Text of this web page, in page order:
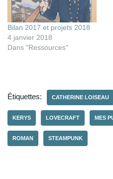
Bilan 2017 et projets 2018
4 janvier 2018
Dans "Ressources"
Étiquettes: CATHERINE LOISEAU
KERYS LOVECRAFT MES
ROMAN STEAMPUNK